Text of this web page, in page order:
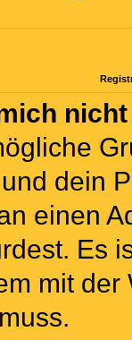
dein
einen
Es
mit